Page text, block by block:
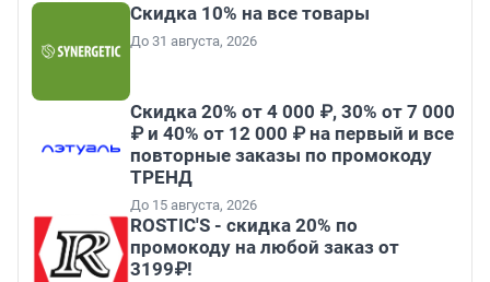
Скидка 10% на все товары
До 31 августа, 2026
Скидка 20% от 4 000 ₽, 30% от 7 000
₽ и 40% от 12 000 ₽ на первый и все
повторные заказы по промокоду
ТРЕНД
До 15 августа, 2026
ROSTIC'S - скидка 20% по
промокоду на любой заказ от
3199₽!